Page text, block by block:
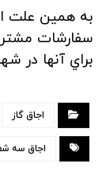
به همين علت
سفارشات
براي آنها در
اجاق گاز
اجاق سه